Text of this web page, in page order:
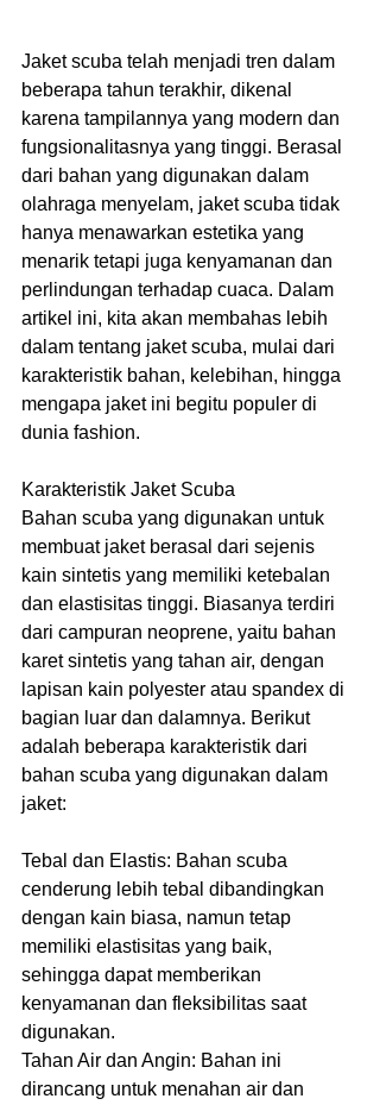
Jaket scuba telah menjadi tren dalam
beberapa tahun terakhir, dikenal
karena tampilannya yang modern dan
fungsionalitasnya yang tinggi. Berasal
dari bahan yang digunakan dalam
olahraga menyelam, jaket scuba tidak
hanya menawarkan estetika yang
menarik tetapi juga kenyamanan dan
perlindungan terhadap cuaca. Dalam
artikel ini, kita akan membahas lebih
dalam tentang jaket scuba, mulai dari
karakteristik bahan, kelebihan, hingga
mengapa jaket ini begitu populer di
dunia fashion.
Karakteristik Jaket Scuba
Bahan scuba yang digunakan untuk
membuat jaket berasal dari sejenis
kain sintetis yang memiliki ketebalan
dan elastisitas tinggi. Biasanya terdiri
dari campuran neoprene, yaitu bahan
karet sintetis yang tahan air, dengan
lapisan kain polyester atau spandex di
bagian luar dan dalamnya. Berikut
adalah beberapa karakteristik dari
bahan scuba yang digunakan dalam
jaket:
Tebal dan Elastis: Bahan scuba
cenderung lebih tebal dibandingkan
dengan kain biasa, namun tetap
memiliki elastisitas yang baik,
sehingga dapat memberikan
kenyamanan dan fleksibilitas saat
digunakan.
Tahan Air dan Angin: Bahan ini
dirancang untuk menahan air dan